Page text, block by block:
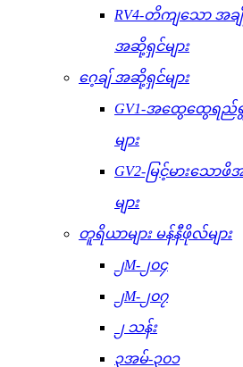
RV4-တိကျသော အ
အဆို့ရှင်များ
ဂေ့ချ် အဆို့ရှင်များ
GV1-အထွေထွေရည်
များ
GV2-မြင့်မားသေ
များ
တူရိယာများ မန်နီဖိုလ်များ
၂M-၂၀၄
၂M-၂၀၇
၂ သန်း
၃အမ်-၃၀၁